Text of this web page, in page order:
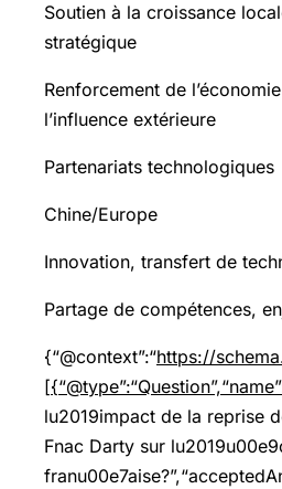
Soutien à la croissance
stratégique
Renforcement de
l’influence extérieure
Partenariats technologiques
Chine/Europe
Innovation, transfert de
Partage de compétences,
{“@context”:“https://
lu2019impact de la reprise
Fnac Darty sur